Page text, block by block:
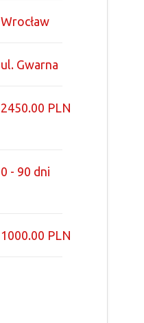
Wrocław
ul. Gwarna
2450.00 PLN
0 - 90 dni
1000.00 PLN